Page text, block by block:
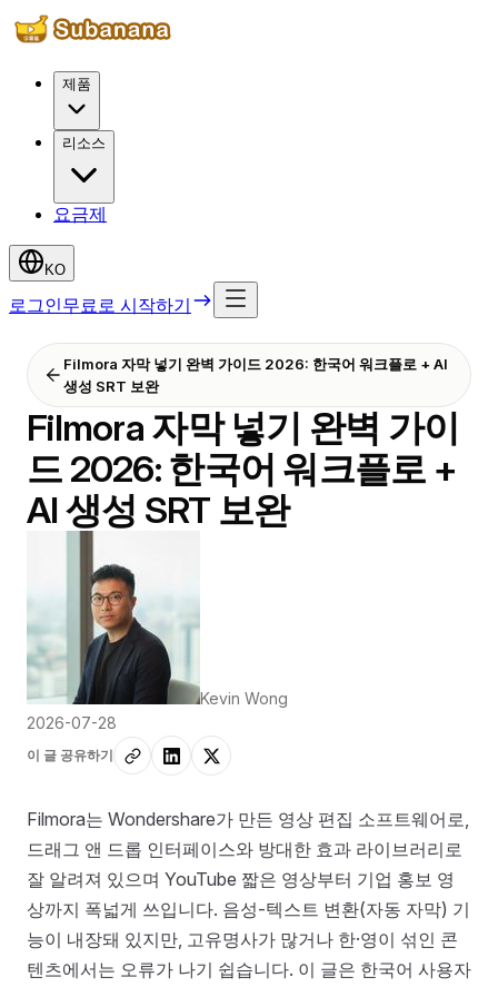
제품
리소스
요금제
KO
로그인무료로 시작하기
Filmora 자막 넣기 완벽 가이드 2026: 한국어 워크플로 + AI
생성 SRT 보완
Filmora 자막 넣기 완벽 가이
드 2026: 한국어 워크플로 +
AI 생성 SRT 보완
Kevin Wong
2026-07-28
이 글 공유하기
Filmora는 Wondershare가 만든 영상 편집 소프트웨어로,
드래그 앤 드롭 인터페이스와 방대한 효과 라이브러리로
잘 알려져 있으며 YouTube 짧은 영상부터 기업 홍보 영
상까지 폭넓게 쓰입니다. 음성-텍스트 변환(자동 자막) 기
능이 내장돼 있지만, 고유명사가 많거나 한·영이 섞인 콘
텐츠에서는 오류가 나기 쉽습니다. 이 글은 한국어 사용자